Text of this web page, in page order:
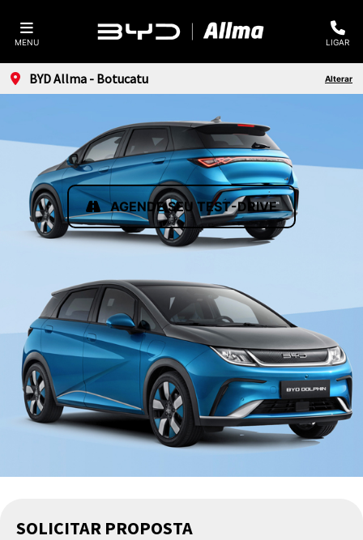
MENU LIGAR
BYD Allma - Botucatu Alterar
SOLICITAR PROPOSTA
AGENDE SEU TEST-DRIVE